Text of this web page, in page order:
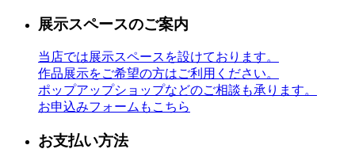
展示スペースのご案内
当店では展示スペースを設けております。
作品展示をご希望の方はご利用ください。
ポップアップショップなどのご相談も承ります。
お申込みフォームもこちら
お支払い方法